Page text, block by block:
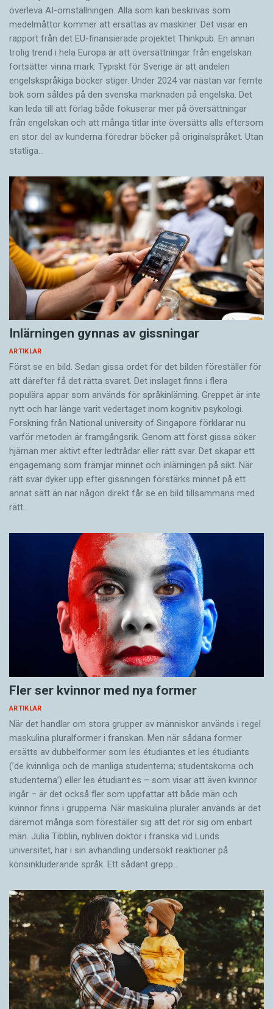
rykten som hävdar att Johan David Åkerblad var
på väg mot ett genombrott med
Rosettastenen. Men, som han själv skriver,
”varje upptäckt huru obetydlig den än må vara,
har alltid sitt värde och förtjänar att deponeras i
den mänskliga kunskapens omätliga arkiv; man
bör dock ej tillmäta varje småsak en sådan
betydelse, som gör både upptäckten och
upptäckaren löjliga”.
överleva AI-omställningen. Alla som kan beskrivas som
medelmåttor kommer att ersättas av maskiner. Det visar en
rapport från det EU-finansierade projektet Thinkpub. En annan
trolig trend i hela Europa är att översättningar från engelskan
fortsätter vinna mark. Typiskt för Sverige är att andelen
engelskspråkiga böcker stiger. Under 2024 var nästan var femte
bok som såldes på den svenska marknaden på engelska. Det
kan leda till att förlag både fokuserar mer på översättningar
från engelskan och att många titlar inte översätts alls eftersom
en stor del av kunderna föredrar böcker på originalspråket. Utan
statliga…
Inlärningen gynnas av gissningar
ARTIKLAR
Först se en bild. Sedan gissa ordet för det bilden föreställer för
att därefter få det rätta svaret. Det inslaget finns i flera
populära appar som används för språkinlärning. Greppet är inte
nytt och har länge varit vedertaget inom kognitiv psykologi.
Forskning från National university of Singa­pore förklarar nu
varför metoden är framgångsrik. Genom att först gissa ­söker
hjärnan mer aktivt ­efter ledtrådar eller rätt svar. Det skapar ett
engagemang som främjar minnet och inlärningen på sikt. När
rätt svar dyker upp efter gissningen förstärks minnet på ett
annat sätt än när någon direkt får se en bild tillsammans med
rätt…
Fler ser kvinnor med nya former
ARTIKLAR
När det handlar om stora grupper av människor används i regel
maskulina pluralformer i franskan. Men när sådana ­former
ersätts av dubbel­former som les étudiantes et les étudiants
(’de kvinnliga och de manliga studenterna; studentskorna och
studenterna’) eller les étudiant·es – som visar att även kvinnor
ingår – är det också fler som uppfattar att både män och
kvinnor finns i grupperna. När maskulina pluraler används är det
där­emot många som föreställer sig att det rör sig om enbart
män. Julia Tibblin, nybliven doktor i franska vid Lunds
universitet, har i sin avhandling undersökt reaktioner på
könsinkluderande språk. Ett sådant grepp…